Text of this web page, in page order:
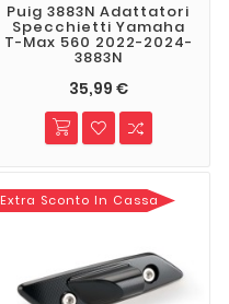
Puig 3883N Adattatori
Specchietti Yamaha
T-Max 560 2022-2024-
3883N
35,99 €
Extra Sconto In Cassa